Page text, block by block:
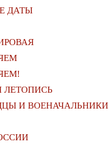
ДАТЫ
ЛЕТОПИСЬ
И ВОЕНАЧАЛЬНИКИ